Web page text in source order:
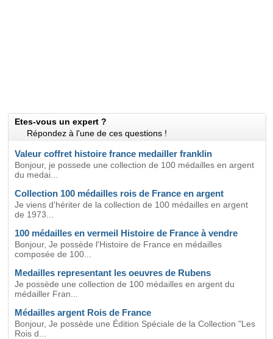
Etes-vous un expert ?
Répondez à l'une de ces questions !
Valeur coffret histoire france medailler franklin
Bonjour, je possede une collection de 100 médailles en argent
du medai...
Collection 100 médailles rois de France en argent
Je viens d'hériter de la collection de 100 médailles en argent
de 1973...
100 médailles en vermeil Histoire de France à vendre
Bonjour, Je possède l'Histoire de France en médailles
composée de 100...
Medailles representant les oeuvres de Rubens
Je possède une collection de 100 médailles en argent du
médailler Fran...
Médailles argent Rois de France
Bonjour, Je possède une Édition Spéciale de la Collection "Les
Rois d...